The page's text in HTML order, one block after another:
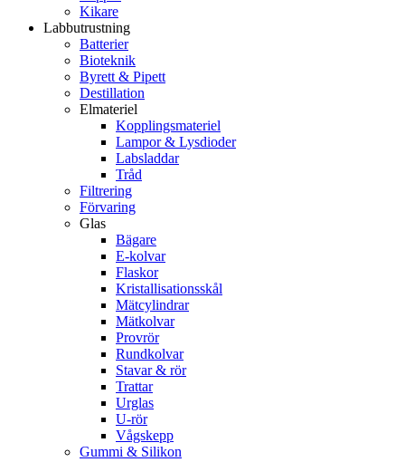
Kikare
Labbutrustning
Batterier
Bioteknik
Byrett & Pipett
Destillation
Elmateriel
Kopplingsmateriel
Lampor & Lysdioder
Labsladdar
Tråd
Filtrering
Förvaring
Glas
Bägare
E-kolvar
Flaskor
Kristallisationsskål
Mätcylindrar
Mätkolvar
Provrör
Rundkolvar
Stavar & rör
Trattar
Urglas
U-rör
Vågskepp
Gummi & Silikon